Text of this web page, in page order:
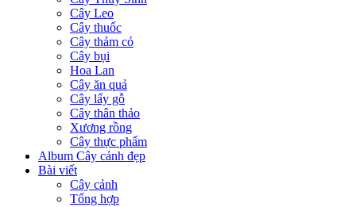
Cây Leo
Cây thuốc
Cây thảm cỏ
Cây bụi
Hoa Lan
Cây ăn quả
Cây lấy gỗ
Cây thân thảo
Xương rồng
Cây thực phẩm
Album Cây cảnh đẹp
Bài viết
Cây cảnh
Tổng hợp